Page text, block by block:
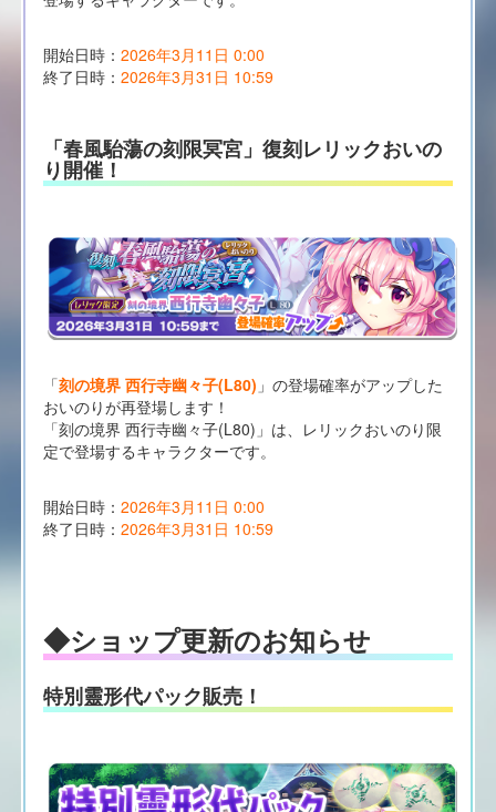
開始日時： 2026年3月11日 0:00
終了日時： 2026年3月31日 10:59
「春風駘蕩の刻限冥宮」復刻レリックおいの
り開催！
「刻の境界 西行寺幽々子(L80) 」の登場確率がアップした
おいのりが再登場します！
「刻の境界 西行寺幽々子(L80)」は、レリックおいのり限
定で登場するキャラクターです。
開始日時： 2026年3月11日 0:00
終了日時： 2026年3月31日 10:59
◆ショップ更新のお知らせ
特別靈形代パック販売！